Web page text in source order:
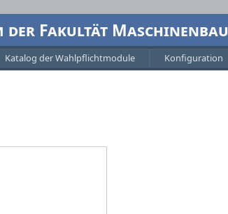
der Fakultät Maschinenbau
Katalog der Wahlpflichtmodule Konfiguration